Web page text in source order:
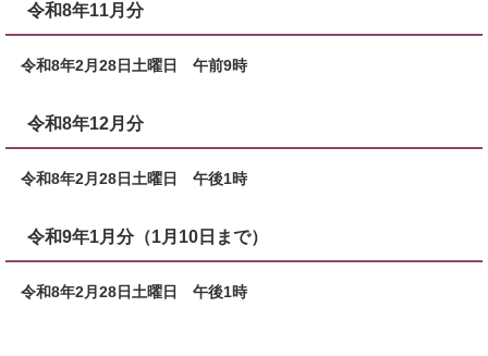
令和8年11月分
令和8年2月28日土曜日 午前9時
令和8年12月分
令和8年2月28日土曜日 午後1時
令和9年1月分（1月10日まで）
令和8年2月28日土曜日 午後1時